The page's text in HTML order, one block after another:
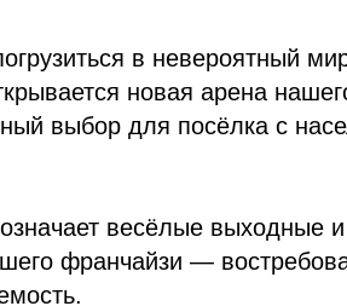
в невероятный
новая арена
выбор для посёлка с
весёлые выходные
франчайзи —